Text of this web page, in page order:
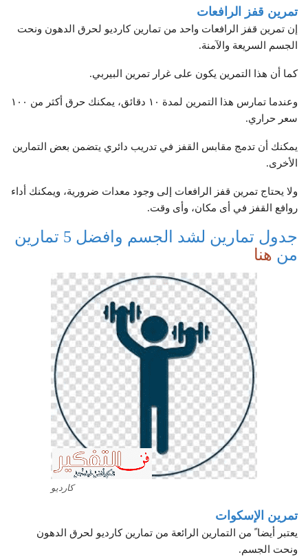
تمرين قفز الرافعات
إن تمرين قفز الرافعات واحد من تمارين كارديو لحرق الدهون ونحت
الجسم السريعة والآمنة.
كما أن هذا التمرين يكون على غرار تمرين البيربي.
وعندما تمارس هذا التمرين لمدة ١٠ دقائق، يمكنك حرق أكثر من ١٠٠
سعر حراري.
يمكنك أن تدمج مقابس القفز في تدريب دائري يتضمن بعض التمارين
الأخرى.
ولا يحتاج تمرين قفز الرافعات إلى وجود معدات ضرورية، ويمكنك أداء
روافع القفز في أى مكان، وأى وقت.
جدول تمارين لشد الجسم وافضل 5 تمارين
من هنا
كارديو
تمرين الإسكوات
يعتبر أيضا ً من التمارين الرائعة من تمارين كارديو لحرق الدهون
ونحت الجسم.